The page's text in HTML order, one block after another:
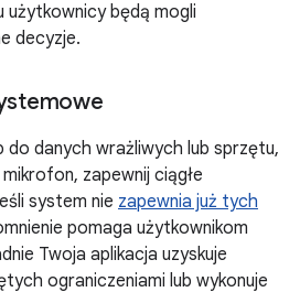
użytkownicy będą mogli
decyzje.
do danych wrażliwych lub sprzętu,
zapewnij ciągłe
system nie zapewnia już tych
pomaga użytkownikom
Twoja aplikacja uzyskuje
ograniczeniami lub wykonuje